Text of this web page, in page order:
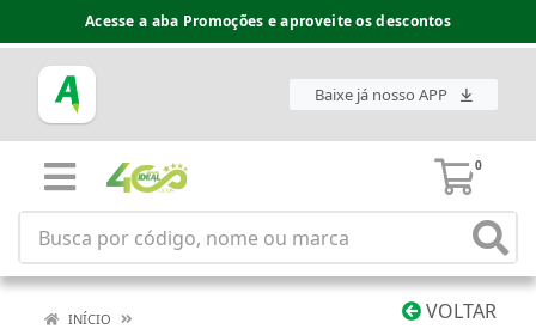
Acesse a aba Promoções e aproveite os descontos
Baixe já nosso APP
0
VOLTAR
INÍCIO